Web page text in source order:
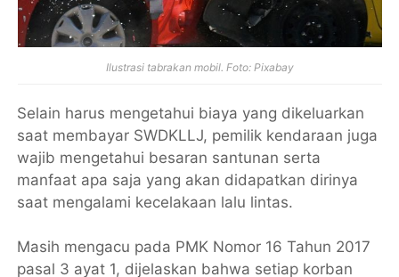
Ilustrasi tabrakan mobil. Foto: Pixabay
Selain harus mengetahui biaya yang dikeluarkan
saat membayar SWDKLLJ, pemilik kendaraan juga
wajib mengetahui besaran santunan serta
manfaat apa saja yang akan didapatkan dirinya
saat mengalami kecelakaan lalu lintas.
Masih mengacu pada PMK Nomor 16 Tahun 2017
pasal 3 ayat 1, dijelaskan bahwa setiap korban